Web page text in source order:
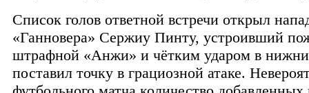
Список голов ответной встречи открыл
«Ганновера» Сержиу Пинту, устроивший
штрафной «Анжи» и чётким ударом в
поставил точку в грациозной атаке.